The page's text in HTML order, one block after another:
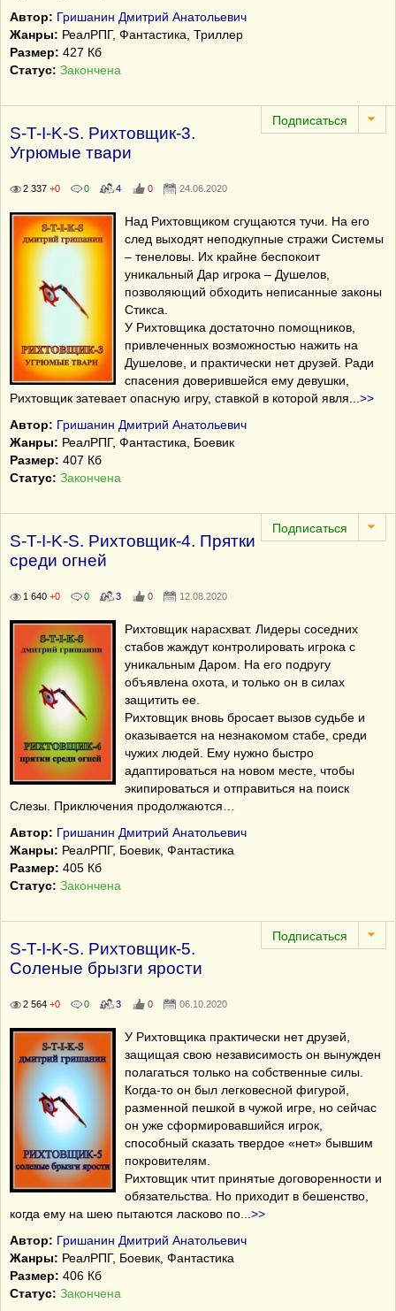
Автор: Гришанин Дмитрий Анатольевич
Жанры: РеалРПГ, Фантастика, Триллер
Размер: 427 Кб
Статус: Закончена
S-T-I-K-S. Рихтовщик-3.
Угрюмые твари
2 337 +0 0 4 0 24.06.2020
Над Рихтовщиком сгущаются тучи. На его
след выходят неподкупные стражи Системы
– тенеловы. Их крайне беспокоит
уникальный Дар игрока – Душелов,
позволяющий обходить неписанные законы
Стикса.
У Рихтовщика достаточно помощников,
привлеченных возможностью нажить на
Душелове, и практически нет друзей. Ради
спасения доверившейся ему девушки,
Рихтовщик затевает опасную игру, ставкой в которой явля
>>
Автор: Гришанин Дмитрий Анатольевич
Жанры: РеалРПГ, Фантастика, Боевик
Размер: 407 Кб
Статус: Закончена
S-T-I-K-S. Рихтовщик-4. Прятки
среди огней
1 640 +0 0 3 0 12.08.2020
Рихтовщик нарасхват. Лидеры соседних
стабов жаждут контролировать игрока с
уникальным Даром. На его подругу
объявлена охота, и только он в силах
защитить ее.
Рихтовщик вновь бросает вызов судьбе и
оказывается на незнакомом стабе, среди
чужих людей. Ему нужно быстро
адаптироваться на новом месте, чтобы
экипироваться и отправиться на поиск
Слезы. Приключения продолжаются…
Автор: Гришанин Дмитрий Анатольевич
Жанры: РеалРПГ, Боевик, Фантастика
Размер: 405 Кб
Статус: Закончена
S-T-I-K-S. Рихтовщик-5.
Соленые брызги ярости
2 564 +0 0 3 0 06.10.2020
У Рихтовщика практически нет друзей,
защищая свою независимость он вынужден
полагаться только на собственные силы.
Когда-то он был легковесной фигурой,
разменной пешкой в чужой игре, но сейчас
он уже сформировавшийся игрок,
способный сказать твердое «нет» бывшим
покровителям.
Рихтовщик чтит принятые договоренности и
обязательства. Но приходит в бешенство,
когда ему на шею пытаются ласково по
>>
Автор: Гришанин Дмитрий Анатольевич
Жанры: РеалРПГ, Боевик, Фантастика
Размер: 406 Кб
Статус: Закончена